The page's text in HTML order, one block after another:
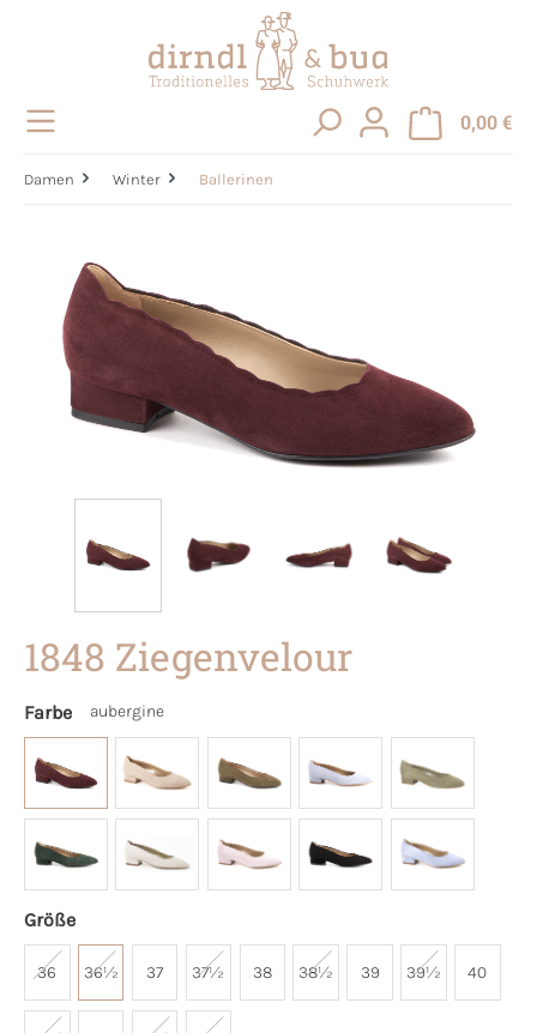
0,00 €
Damen Winter Ballerinen
1848 Ziegenvelour
Farbe aubergine
Größe
36 36½ 37 37½ 38 38½ 39 39½ 40